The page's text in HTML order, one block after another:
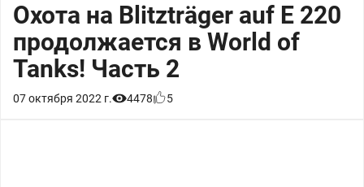
Охота на Blitzträger auf E 220
продолжается в World of
Tanks! Часть 2
07 октября 2022 г. 4478 5